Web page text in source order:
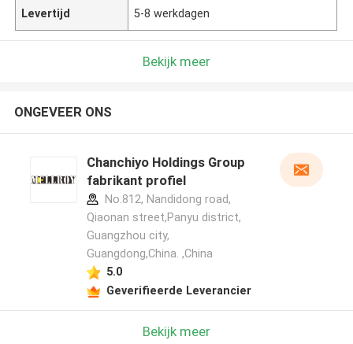
Levertijd 5-8 werkdagen
Bekijk meer
ONGEVEER ONS
Chanchiyo Holdings Group
fabrikant profiel
No.812, Nandidong road,
Qiaonan street,Panyu district,
Guangzhou city,
Guangdong,China. ,China
5.0
Geverifieerde Leverancier
Bekijk meer